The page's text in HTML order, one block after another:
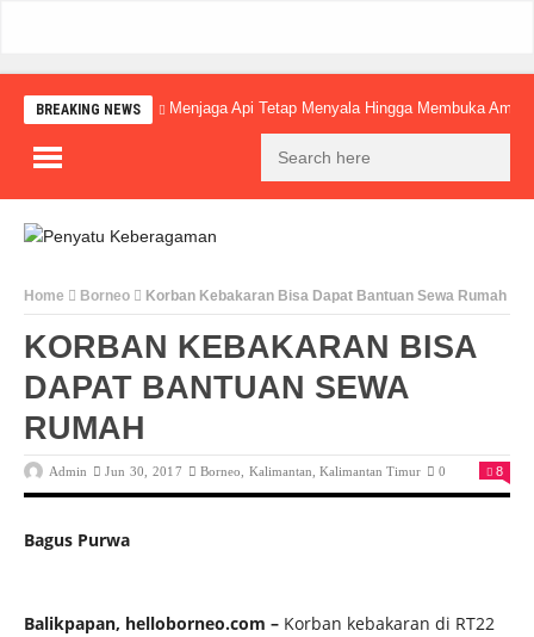
BREAKING NEWS Menjaga Api Tetap Menyala Hingga Membuka
Home Borneo Korban Kebakaran Bisa Dapat Bantuan Sewa Rumah
KORBAN KEBAKARAN BISA
DAPAT BANTUAN SEWA
RUMAH
Admin Jun 30, 2017 Borneo Kalimantan ,Kalimantan Timur 0 8
Bagus Purwa
Balikpapan, helloborneo.com – Korban kebakaran di RT22